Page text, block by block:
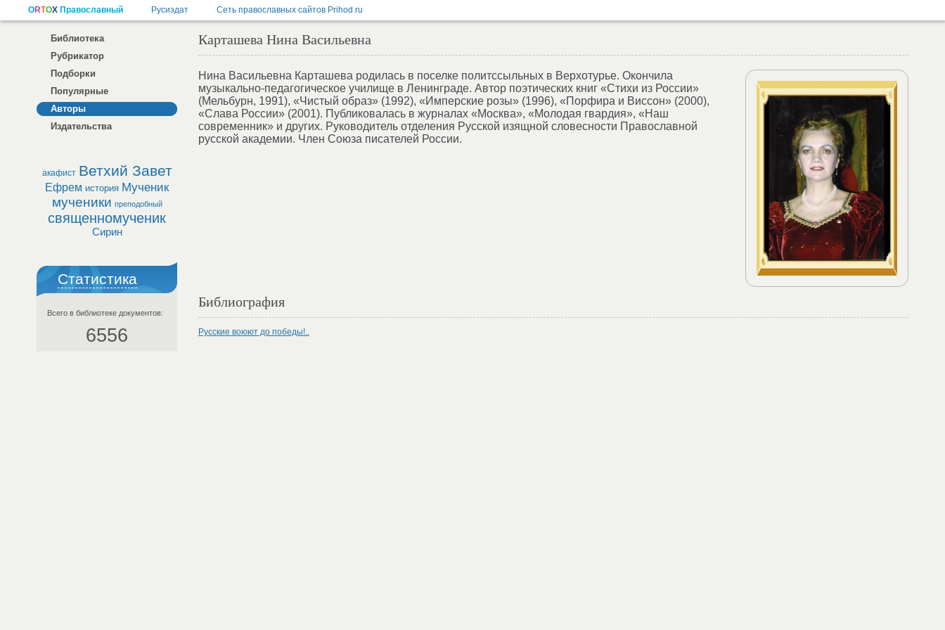
Библиотека
Рубрикатор
Подборки
Популярные
Авторы
Издательства
акафист Ветхий Завет
Ефрем история Мученик
мученики преподобный
священномученик
Сирин
Статистика
Всего в библиотеке документов:
6556
Карташева Нина Васильевна
Нина Васильевна Карташева родилась в поселке политссыльных в Верхотурье. Окончила
музыкально-педагогическое училище в Ленинграде. Автор поэтических книг «Стихи из России»
(Мельбурн, 1991), «Чистый образ» (1992), «Имперские розы» (1996), «Порфира и Виссон» (2000),
«Слава России» (2001). Публиковалась в журналах «Москва», «Молодая гвардия», «Наш
современник» и других. Руководитель отделения Русской изящной словесности Православной
русской академии. Член Союза писателей России.
Библиография
Русские воюют до победы!..